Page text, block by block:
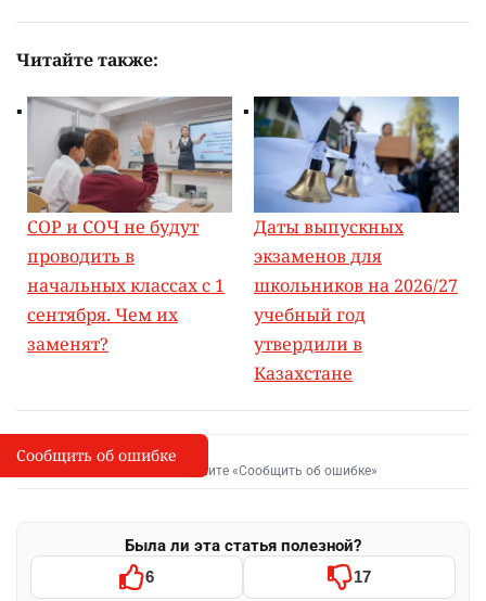
Читайте также:
СОР и СОЧ не будут
проводить в
начальных классах с 1
сентября. Чем их
заменят?
Даты выпускных
экзаменов для
школьников на 2026/27
учебный год
утвердили в
Казахстане
I
Сообщить об опечатке
Выделите фрагмент и нажмите «Сообщить об ошибке»
Была ли эта статья полезной?
6 17
Сообщить об ошибке